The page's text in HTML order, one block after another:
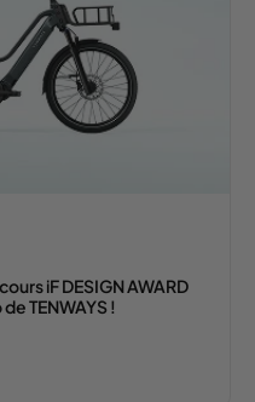
iF DESIGN AWARD
TENWAYS !